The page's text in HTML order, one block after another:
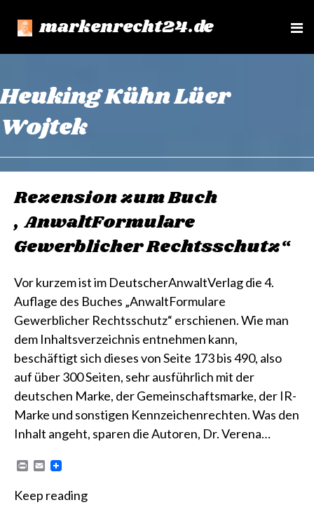
markenrecht24.de
e
Heuking Kühn Lüer
Wojtek
Rezension zum Buch
„AnwaltFormulare
Gewerblicher Rechtsschutz“
Vor kurzem ist im DeutscherAnwaltVerlag die 4.
Auflage des Buches „AnwaltFormulare
Gewerblicher Rechtsschutz“ erschienen. Wie man
dem Inhaltsverzeichnis entnehmen kann,
beschäftigt sich dieses von Seite 173 bis 490, also
auf über 300 Seiten, sehr ausführlich mit der
deutschen Marke, der Gemeinschaftsmarke, der IR-
Marke und sonstigen Kennzeichenrechten. Was den
Inhalt angeht, sparen die Autoren, Dr. Verena…
n
E
i
Keep reading